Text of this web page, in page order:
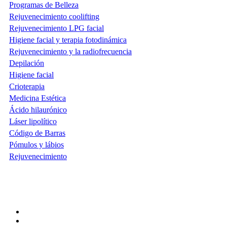
Programas de Belleza
Rejuvenecimiento coolifting
Rejuvenecimiento LPG facial
Higiene facial y terapia fotodinámica
Rejuvenecimiento y la radiofrecuencia
Depilación
Higiene facial
Crioterapia
Medicina Estética
Ácido hilaurónico
Láser lipolítico
Código de Barras
Pómulos y lábios
Rejuvenecimiento